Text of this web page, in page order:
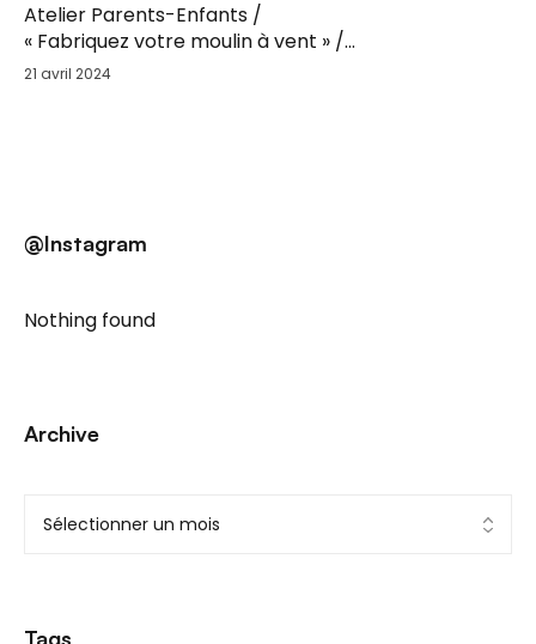
Atelier Parents-Enfants /
« Fabriquez votre moulin à vent » /
Sam. 25 Mai
21 avril 2024
@Instagram
Nothing found
Archive
Tags